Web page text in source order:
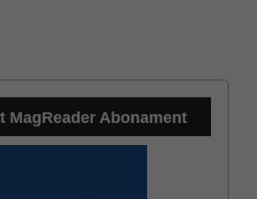
MagReader Abonament